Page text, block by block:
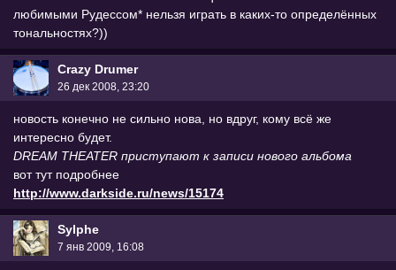
любимыми Рудессом* нельзя играть в каких-то определённых
тональностях?))
Crazy Drumer
26 дек 2008, 23:20
новость конечно не сильно нова, но вдруг, кому всё же
интересно будет.
DREAM THEATER приступают к записи нового альбома
вот тут подробнее
http://www.darkside.ru/news/15174
Sylphe
7 янв 2009, 16:08